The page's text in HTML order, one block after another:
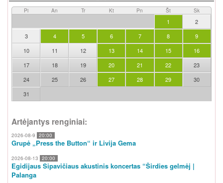
Pi An Tr Kt Pn Št Sk
1
2
3
4 5 6 7 8
9
10
11 12 13 14 15
16
17
18 19 20 21 22
23
24
25 26 27 28 29
30
31
Artėjantys renginiai:
2026-08-9 20:00
Grupė „Press the Button“ ir Livija Gema
2026-08-13 20:00
Egidijaus Sipavičiaus akustinis koncertas “Širdies gelmėj |
Palanga